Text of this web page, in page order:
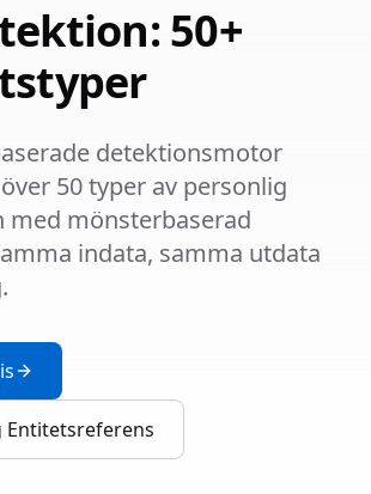
50+
detektionsmotor
50 typer av personlig
mönsterbaserad
indata, samma utdata
Entitetsreferens